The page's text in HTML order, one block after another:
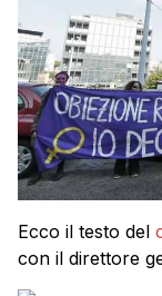
Ecco il testo del
con il direttore